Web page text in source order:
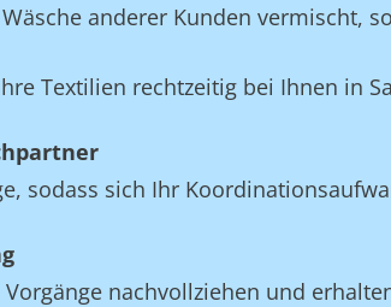
anderer Kunden vermischt,
Textilien rechtzeitig bei Ihnen in
sodass sich Ihr
nachvollziehen und